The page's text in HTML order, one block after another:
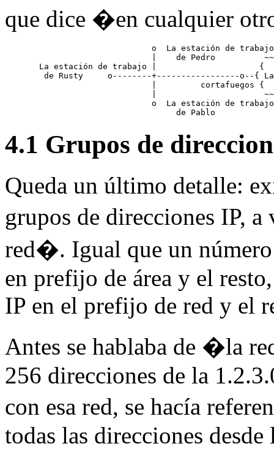
que dice �en cualquier
                         o  La estación de trabajo
|    de Pedro
La estación de trabajo |                     {
de Rusty     o--------+-----------------o--{
|         cortafuegos {
|
                         o  La estación de trabajo
4.1 Grupos de
Queda un último detalle:
grupos de direcciones IP,
red�. Igual que un número
en prefijo de área y el
IP en el prefijo de red y el
Antes se hablaba de �la
256 direcciones de la
con esa red, se hacía
todas las direcciones